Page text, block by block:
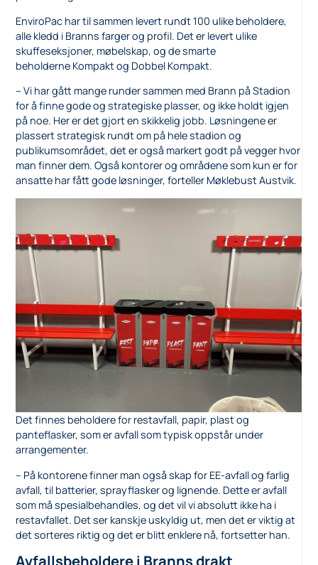
EnviroPac har til sammen levert rundt 100 ulike beholdere,
alle kledd i Branns farger og profil. Det er levert ulike
skuffeseksjoner, møbelskap, og de smarte
beholderne Kompakt og Dobbel Kompakt.
– Vi har gått mange runder sammen med Brann på Stadion
for å finne gode og strategiske plasser, og ikke holdt igjen
på noe. Her er det gjort en skikkelig jobb. Løsningene er
plassert strategisk rundt om på hele stadion og
publikumsområdet, det er også markert godt på vegger hvor
man finner dem. Også kontorer og områdene som kun er for
ansatte har fått gode løsninger, forteller Møklebust Austvik.
Det finnes beholdere for restavfall, papir, plast og
panteflasker, som er avfall som typisk oppstår under
arrangementer.
– På kontorene finner man også skap for EE-avfall og farlig
avfall, til batterier, sprayflasker og lignende. Dette er avfall
som må spesialbehandles, og det vil vi absolutt ikke ha i
restavfallet. Det ser kanskje uskyldig ut, men det er viktig at
det sorteres riktig og det er blitt enklere nå, fortsetter han.
Avfallsbeholdere i Branns drakt